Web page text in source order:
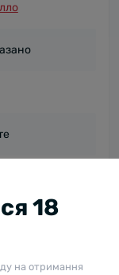
букет
18
на отримання